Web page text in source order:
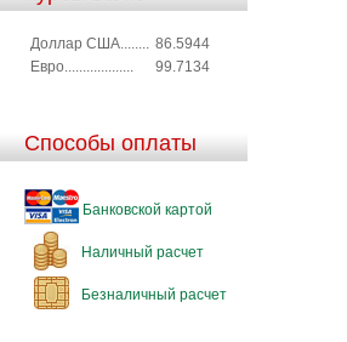
Доллар США........ 86.5944
Евро...................
99.7134
Способы оплаты
Банковской картой
Наличный расчет
Безналичный расчет